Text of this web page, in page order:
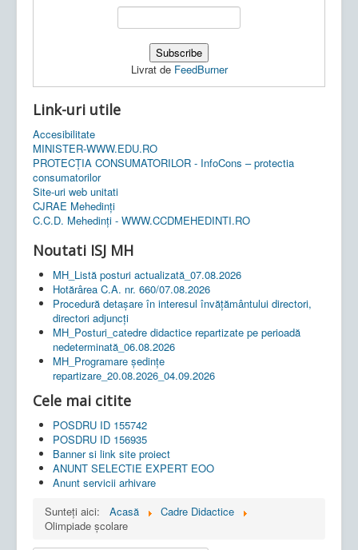
Livrat de FeedBurner
Link-uri utile
Accesibilitate
MINISTER-WWW.EDU.RO
PROTECȚIA CONSUMATORILOR - InfoCons – protectia
consumatorilor
Site-uri web unitati
CJRAE Mehedinți
C.C.D. Mehedinţi - WWW.CCDMEHEDINTI.RO
Noutati ISJ MH
MH_Listă posturi actualizată_07.08.2026
Hotărârea C.A. nr. 660/07.08.2026
Procedură detașare în interesul învățământului directori,
directori adjuncți
MH_Posturi_catedre didactice repartizate pe perioadă
nedeterminată_06.08.2026
MH_Programare ședințe
repartizare_20.08.2026_04.09.2026
Cele mai citite
POSDRU ID 155742
POSDRU ID 156935
Banner si link site proiect
ANUNT SELECTIE EXPERT EOO
Anunt servicii arhivare
Sunteți aici:
Acasă
Cadre Didactice
Olimpiade școlare